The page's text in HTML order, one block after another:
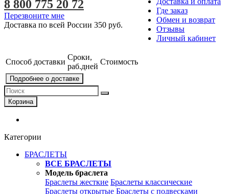
Где заказ
Обмен и возврат
Отзывы
Личный кабинет
8 800 775 20 72
Перезвоните мне
Доставка по всей России 350 руб.
Способ доставки
Сроки,
раб.дней
Стоимость
Подробнее о доставке
Корзина
Категории
БРАСЛЕТЫ
ВСЕ БРАСЛЕТЫ
Модель браслета
Браслеты жесткие Браслеты классические
Браслеты открытые Браслеты с подвесками